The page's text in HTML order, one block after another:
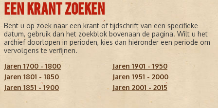
EEN KRANT ZOEKEN
Bent u op zoek naar een krant of tijdschrift van een specifieke
datum, gebruik dan het zoekblok bovenaan de pagina. Wilt u het
archief doorlopen in perioden, kies dan hieronder een periode om
vervolgens te verfijnen.
Jaren 1700 - 1800
Jaren 1801 - 1850
Jaren 1851 - 1900
Jaren 1901 - 1950
Jaren 1951 - 2000
Jaren 2001 - 2015